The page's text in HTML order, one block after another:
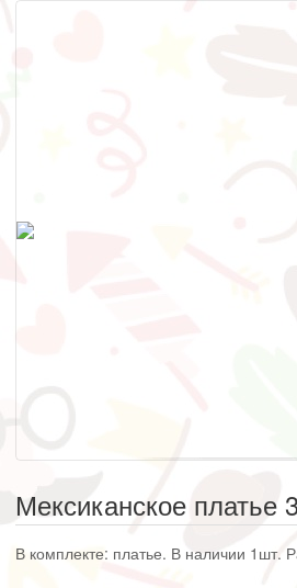
Мексиканское платье 3
В комплекте: платье. В наличии 1шт.